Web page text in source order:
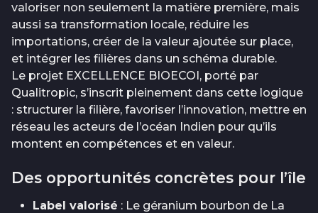
valoriser non seulement la matière première, mais
aussi sa transformation locale, réduire les
importations, créer de la valeur ajoutée sur place,
et intégrer les filières dans un schéma durable.
Le projet EXCELLENCE BIOECOI, porté par
Qualitropic, s’inscrit pleinement dans cette logique
: structurer la filière, favoriser l’innovation, mettre en
réseau les acteurs de l’océan Indien pour qu’ils
montent en compétences et en valeur.
Des opportunités concrètes pour l’île
Label valorisé : Le géranium bourbon de La